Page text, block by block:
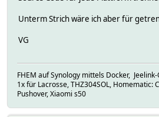
Unterm Strich wäre ich aber für
VG
FHEM auf Synology mittels Docker,
1x für Lacrosse, THZ304SOL, Homematic:
Pushover, Xiaomi s50